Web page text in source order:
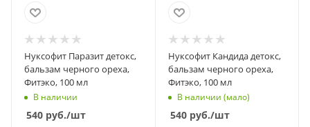
Нуксофит Паразит детокс,
бальзам черного ореха,
Фитэко, 100 мл
В наличии
540 руб./шт
Нуксофит Кандида детокс,
бальзам черного ореха,
Фитэко, 100 мл
В наличии (мало)
540руб./шт